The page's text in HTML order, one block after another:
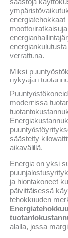
säästöjä
energiatehokkaat
verrattuna.
Miksi
nykyajan
modernissa
säästetty
aikavälillä.
Energia on yksi
ja hiontakoneet
päivittäisessä
tehokkuuden
alalla, jossa